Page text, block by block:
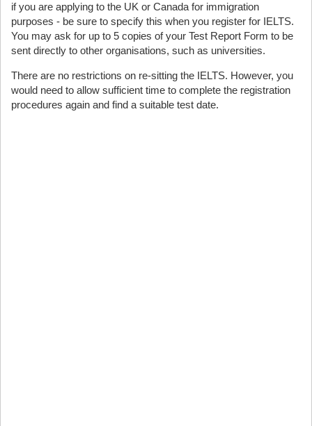
if you are applying to the UK or Canada for immigration
purposes - be sure to specify this when you register for IELTS.
You may ask for up to 5 copies of your Test Report Form to be
sent directly to other organisations, such as universities.
There are no restrictions on re-sitting the IELTS. However, you
would need to allow sufficient time to complete the registration
procedures again and find a suitable test date.